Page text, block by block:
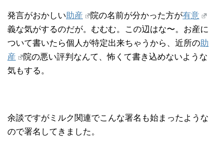
発言がおかしい助産 院の名前が分かった方が有意
義な気がするのだが。むむむ。この辺はな〜。お産に
ついて書いたら個人が特定出来ちゃうから、近所の助
産
院の悪い評判なんて、怖くて書き込めないような
気もする。
余談ですがミルク関連でこんな署名も始まったような
ので署名してきました。